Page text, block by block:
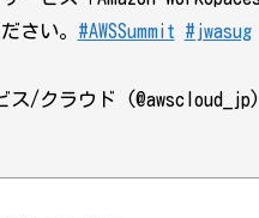
さい。 #AWSSummit #jwasug
/クラウド (@awscloud_jp)